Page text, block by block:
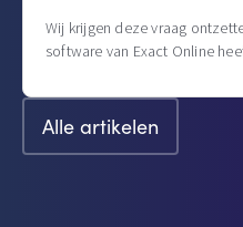
Wij krijgen deze vraag
software van Exact Online
Alle artikelen